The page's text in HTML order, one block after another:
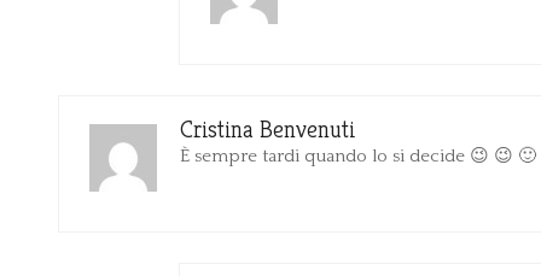
Cristina Benvenuti
È sempre tardi quando lo si decide 😉 😉 🙂